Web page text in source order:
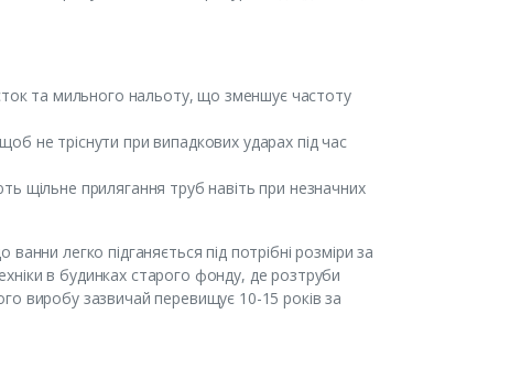
та мильного нальоту, що зменшує частоту
не тріснути при випадкових ударах під час
щільне прилягання труб навіть при незначних
легко підганяється під потрібні розміри за
в будинках старого фонду, де розтруби
виробу зазвичай перевищує 10-15 років за